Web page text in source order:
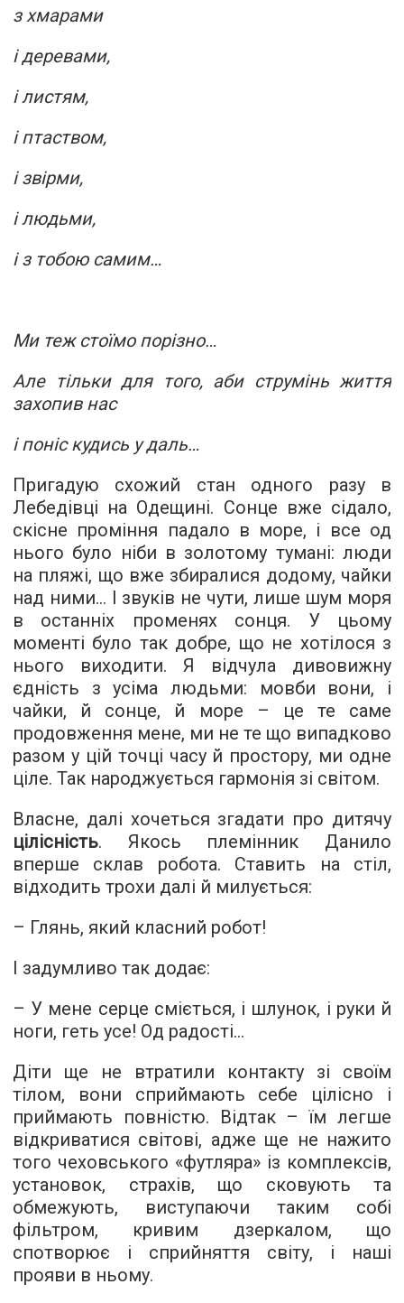
з хмарами
і деревами,
і листям,
і птаством,
і звірми,
і людьми,
і з тобою самим…
Ми теж стоїмо порізно…
Але тільки для того, аби струмінь життя
захопив нас
і поніс кудись у даль…
Пригадую схожий стан одного разу в
Лебедівці на Одещині. Сонце вже сідало,
скісне проміння падало в море, і все од
нього було ніби в золотому тумані: люди
на пляжі, що вже збиралися додому, чайки
над ними… І звуків не чути, лише шум моря
в останніх променях сонця. У цьому
моменті було так добре, що не хотілося з
нього виходити. Я відчула дивовижну
єдність з усіма людьми: мовби вони, і
чайки, й сонце, й море – це те саме
продовження мене, ми не те що випадково
разом у цій точці часу й простору, ми одне
ціле. Так народжується гармонія зі світом.
Власне, далі хочеться згадати про дитячу
цілісність. Якось племінник Данило
вперше склав робота. Ставить на стіл,
відходить трохи далі й милується:
– Глянь, який класний робот!
І задумливо так додає:
– У мене серце сміється, і шлунок, і руки й
ноги, геть усе! Од радості...
Діти ще не втратили контакту зі своїм
тілом, вони сприймають себе цілісно і
приймають повністю. Відтак – їм легше
відкриватися світові, адже ще не нажито
того чеховського «футляра» із комплексів,
установок, страхів, що сковують та
обмежують, виступаючи таким собі
фільтром, кривим дзеркалом, що
спотворює і сприйняття світу, і наші
прояви в ньому.